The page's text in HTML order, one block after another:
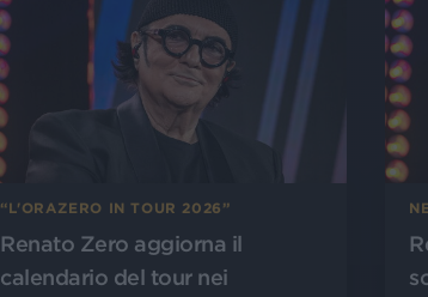
“L'ORAZERO IN TOUR 2026”
Renato Zero aggiorna il
calendario del tour nei